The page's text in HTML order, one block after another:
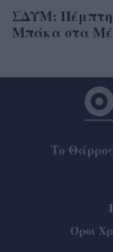
ΣΔΥΜ: Πέμπτη
Μπάκα στα
Το Θάρρος
Όροι